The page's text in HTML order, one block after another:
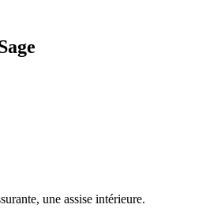
une assise intérieure.